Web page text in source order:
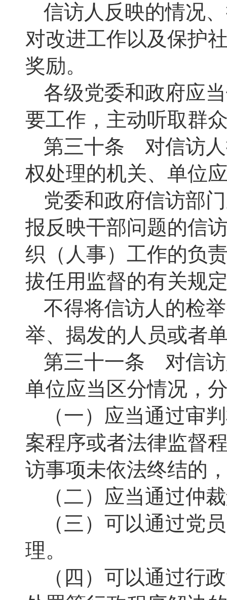
信访人反映的情况
对改进工作以及保护
奖励。
各级党委和政府应
要工作，主动听取群
第三十条 对信访人
权处理的机关、单位
党委和政府信访部
报反映干部问题的信
织（人事）工作的负
拔任用监督的有关规
不得将信访人的检
举、揭发的人员或者
第三十一条 对信访
单位应当区分情况，
（一）应当通过审
案程序或者法律监督
访事项未依法终结的
（二）应当通过仲
（三）可以通过党
理。
（四）可以通过行